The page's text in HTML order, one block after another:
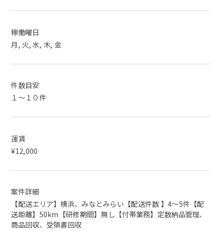
稼働曜日
月, 火, 水, 木, 金
件数目安
１～１０件
運賃
¥12,000
案件詳細
【配送エリア】横浜、みなとみらい【配送件数 】4～5件【配
送距離】50km【研修期間】無し【付帯業務】定数納品管理、
商品回収、受領書回収